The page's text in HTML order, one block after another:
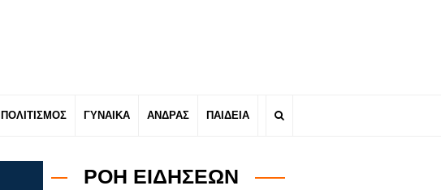
ΠΟΛΙΤΙΣΜΟΣ ΓΥΝΑΙΚΑ ΑΝΔΡΑΣ ΠΑΙΔΕΙΑ
ΡΟΗ ΕΙΔΗΣΕΩΝ